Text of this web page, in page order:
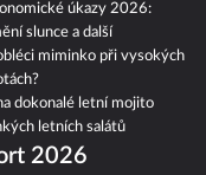
úkazy 2026:
slunce a další
miminko při vysokých
dokonalé letní mojito
letních salátů
2026